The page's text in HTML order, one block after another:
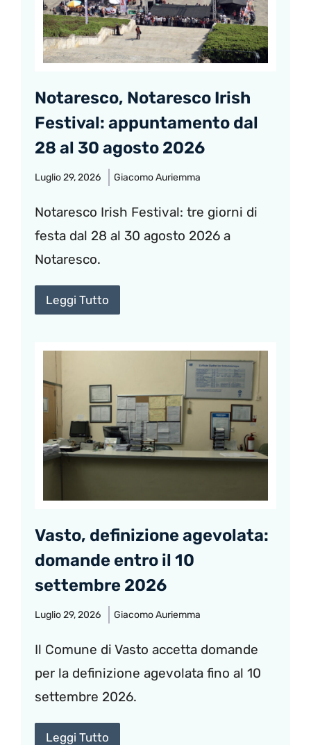
Notaresco, Notaresco Irish
Festival: appuntamento dal
28 al 30 agosto 2026
Luglio 29, 2026 Giacomo Auriemma
Notaresco Irish Festival: tre giorni di
festa dal 28 al 30 agosto 2026 a
Notaresco.
Leggi Tutto
Vasto, definizione agevolata:
domande entro il 10
settembre 2026
Luglio 29, 2026 Giacomo Auriemma
Il Comune di Vasto accetta domande
per la definizione agevolata fino al 10
settembre 2026.
Leggi Tutto